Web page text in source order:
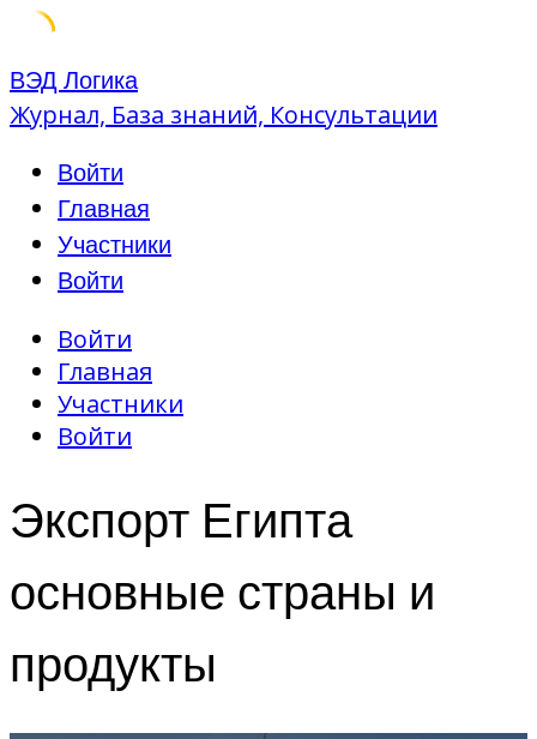
Skip
to
ВЭД Логика
Журнал, База знаний, Консультации
Войти
Главная
Участники
Войти
Войти
Главная
Участники
Войти
Экспорт Египта
основные страны и
продукты